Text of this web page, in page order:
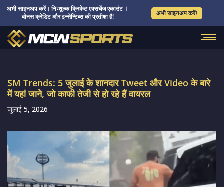
अभी साइनअप करें। निःशुल्क क्रिकेट एक्सचेंज एकाउंट ।
बोनस क्रेडिट और इन्सेन्टिव्स की प्रतीक्षा है!
अभी साइनअप करें!
SM Trends: 5 जुलाई के शानदार Tweet और Video के बारे
में यहां जाने, जो काफी तेजी से हो रहे हैं वायरल
जुलाई 5, 2026